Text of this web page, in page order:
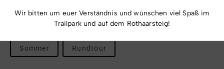
Wir bitten um euer Verständnis und wünschen viel Spaß im
Trailpark und auf dem Rothaarsteig!
Eigenschaften
Sommer Rundtour